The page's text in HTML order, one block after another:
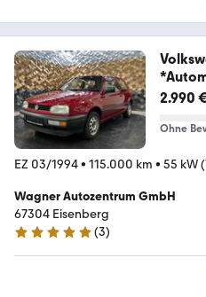
Monat
2.990
Ohne
EZ 03/1994• 115.000 km • 55 kW
Wagner Autozentrum GmbH
67304 Eisenberg
5 Sterne
(3)